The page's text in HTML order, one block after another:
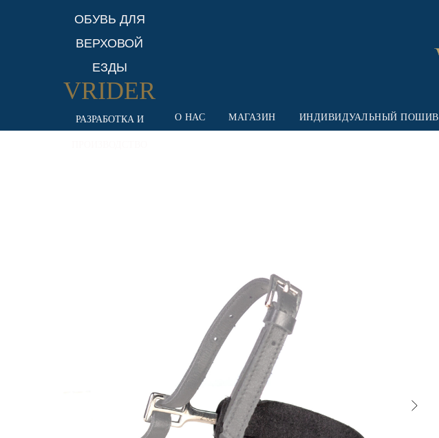
ОБУВЬ ДЛЯ
ВЕРХОВОЙ
ЕЗДЫ
VRIDER
РАЗРАБОТКА И О НАС МАГАЗИН ИНДИВИДУАЛЬНЫЙ ПОШИВ